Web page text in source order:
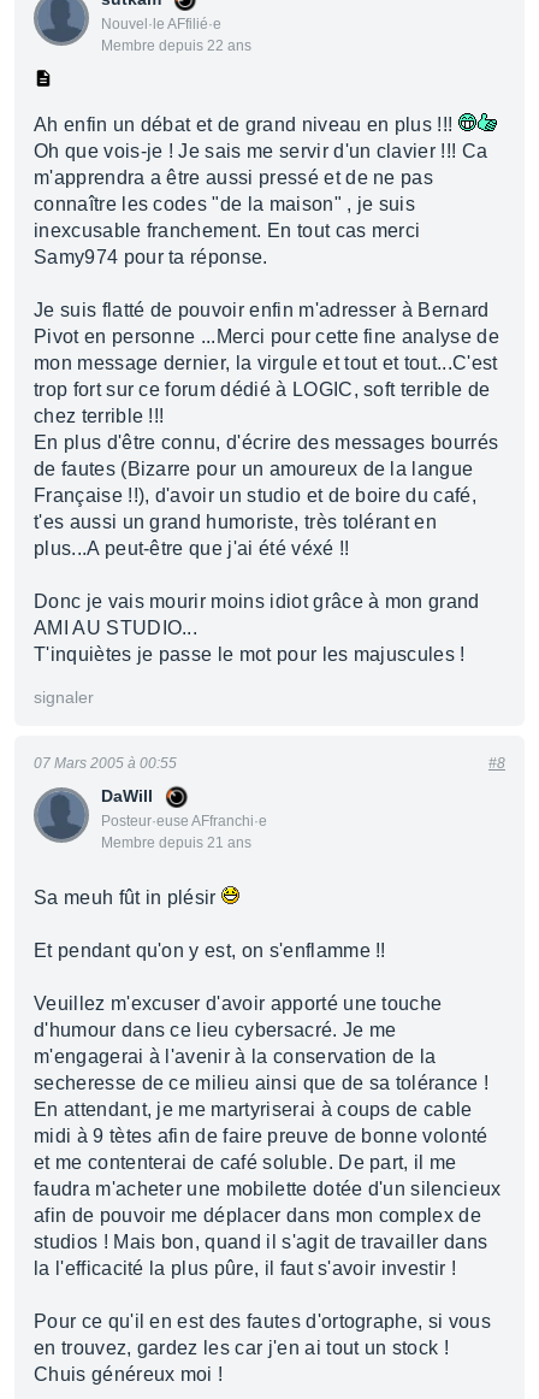
Nouvel·le AFfilié·e
Membre depuis 22 ans
Ah enfin un débat et de grand niveau en plus !!!
Oh que vois-je ! Je sais me servir d'un clavier !!! Ca
m'apprendra a être aussi pressé et de ne pas
connaître les codes "de la maison" , je suis
inexcusable franchement. En tout cas merci
Samy974 pour ta réponse.
Je suis flatté de pouvoir enfin m'adresser à Bernard
Pivot en personne ...Merci pour cette fine analyse de
mon message dernier, la virgule et tout et tout...C'est
trop fort sur ce forum dédié à LOGIC, soft terrible de
chez terrible !!!
En plus d'être connu, d'écrire des messages bourrés
de fautes (Bizarre pour un amoureux de la langue
Française !!), d'avoir un studio et de boire du café,
t'es aussi un grand humoriste, très tolérant en
plus...A peut-être que j'ai été véxé !!
Donc je vais mourir moins idiot grâce à mon grand
AMI AU STUDIO...
T'inquiètes je passe le mot pour les majuscules !
signaler
DaWill
Posteur·euse AFfranchi·e
Membre depuis 21 ans
07 Mars 2005 à 00:55 #8
Sa meuh fût in plésir
Et pendant qu'on y est, on s'enflamme !!
Veuillez m'excuser d'avoir apporté une touche
d'humour dans ce lieu cybersacré. Je me
m'engagerai à l'avenir à la conservation de la
secheresse de ce milieu ainsi que de sa tolérance !
En attendant, je me martyriserai à coups de cable
midi à 9 tètes afin de faire preuve de bonne volonté
et me contenterai de café soluble. De part, il me
faudra m'acheter une mobilette dotée d'un silencieux
afin de pouvoir me déplacer dans mon complex de
studios ! Mais bon, quand il s'agit de travailler dans
la l'efficacité la plus pûre, il faut s'avoir investir !
Pour ce qu'il en est des fautes d'ortographe, si vous
en trouvez, gardez les car j'en ai tout un stock !
Chuis généreux moi !